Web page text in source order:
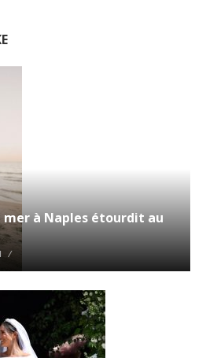
mer à Naples étourdit au